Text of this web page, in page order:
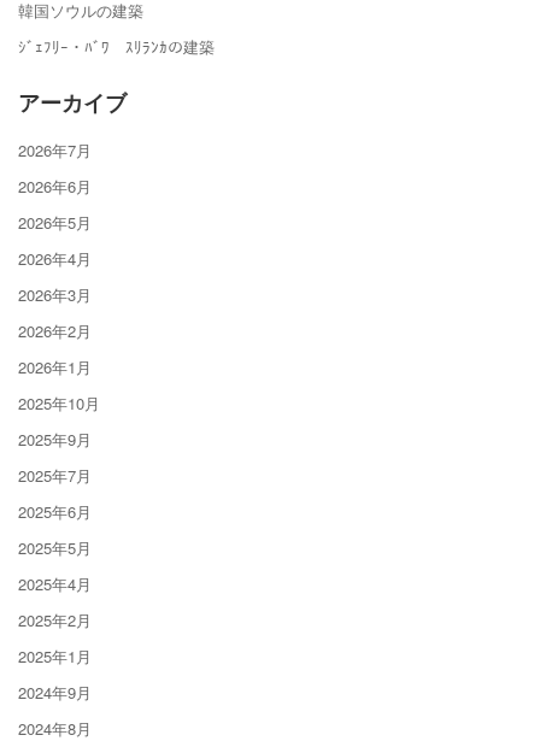
韓国ソウルの建築
ｼﾞｪﾌﾘｰ・ﾊﾞﾜ ｽﾘﾗﾝｶの建築
アーカイブ
2026年7月
2026年6月
2026年5月
2026年4月
2026年3月
2026年2月
2026年1月
2025年10月
2025年9月
2025年7月
2025年6月
2025年5月
2025年4月
2025年2月
2025年1月
2024年9月
2024年8月